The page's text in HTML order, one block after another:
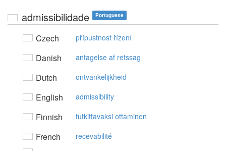
admissibilidade Portuguese
Czech přípustnost řízení
Danish antagelse af retssag
Dutch ontvankelijkheid
English admissibility
Finnish tutkittavaksi ottaminen
French recevabilité